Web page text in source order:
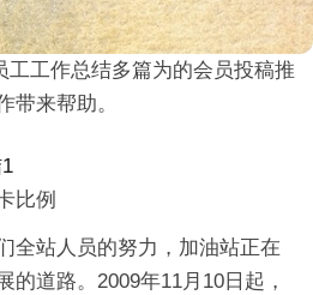
工工作总结多篇为的会员投稿推
带来帮助。
比例
全站人员的努力，加油站正在
的道路。2009年11月10日起，